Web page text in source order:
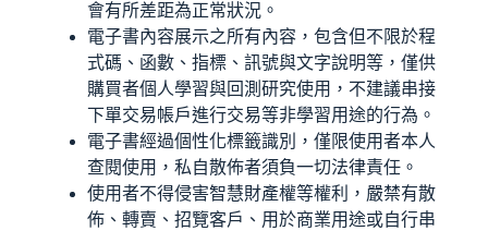
會有所差距為正常狀況。
電子書內容展示之所有內容，包含但不限於程
式碼、函數、指標、訊號與文字說明等，僅供
購買者個人學習與回測研究使用，不建議串接
下單交易帳戶進行交易等非學習用途的行為。
電子書經過個性化標籤識別，僅限使用者本人
查閱使用，私自散佈者須負一切法律責任。
使用者不得侵害智慧財產權等權利，嚴禁有散
佈、轉賣、招覽客戶、用於商業用途或自行串